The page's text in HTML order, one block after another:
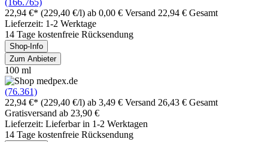
22,94 €* (229,40 €/l) ab 0,00 € Versand 22,94 € Gesamt
Lieferzeit: 1-2 Werktage
14 Tage kostenfreie Rücksendung
Shop-Info
Zum Anbieter
100 ml
(76.361)
22,94 €* (229,40 €/l) ab 3,49 € Versand 26,43 € Gesamt
Gratisversand ab 23,90 €
Lieferzeit: Lieferbar in 1-2 Werktagen
14 Tage kostenfreie Rücksendung